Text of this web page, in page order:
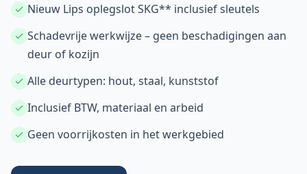
Nieuw Lips oplegslot SKG** inclusief sleutels
Schadevrije werkwijze – geen beschadigingen aan
deur of kozijn
Alle deurtypen: hout, staal, kunststof
Inclusief BTW, materiaal en arbeid
Geen voorrijkosten in het werkgebied